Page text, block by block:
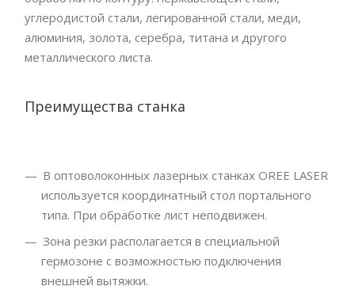
углеродистой стали, легированной стали, меди,
алюминия, золота, серебра, титана и другого
металлического листа.
Преимущества станка
В оптоволоконных лазерных станках OREE LASER
используется координатный стол портального
типа. При обработке лист неподвижен.
Зона резки располагается в специальной
гермозоне с возможностью подключения
внешней вытяжки.